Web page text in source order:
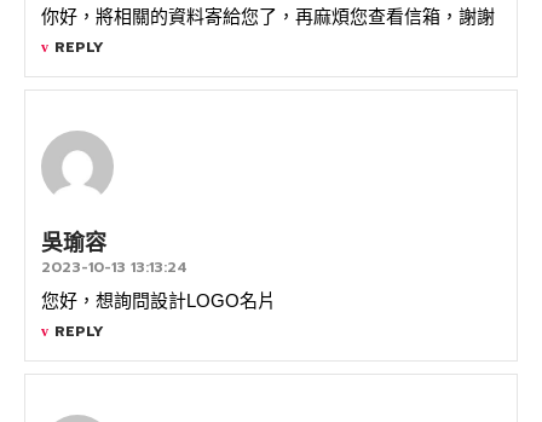
你好，將相關的資料寄給您了，再麻煩您查看信箱，謝謝
REPLY
吳瑜容
2023-10-13 13:13:24
您好，想詢問設計LOGO名片
REPLY